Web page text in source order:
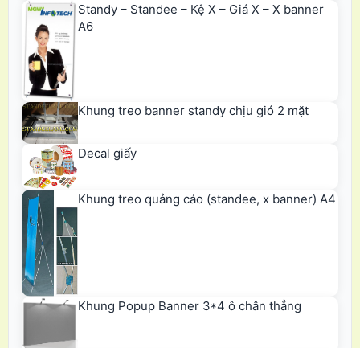
Standy – Standee – Kệ X – Giá X – X banner
A6
Khung treo banner standy chịu gió 2 mặt
Decal giấy
Khung treo quảng cáo (standee, x banner) A4
Khung Popup Banner 3*4 ô chân thẳng